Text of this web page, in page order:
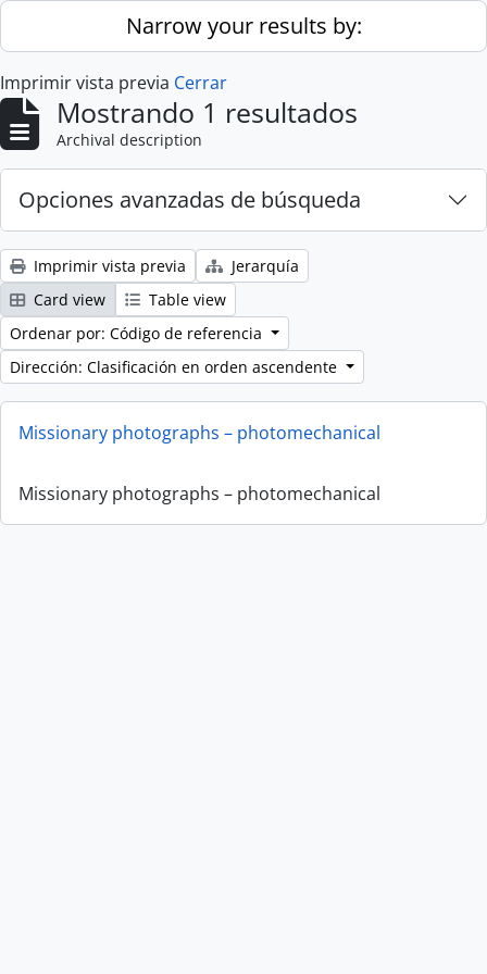
Skip to main contentNarrow your results by:
Imprimir vista previa Cerrar
Mostrando 1 resultados
Archival description
Opciones avanzadas de búsqueda
Imprimir vista previa
Jerarquía
Card view
Table view
Ordenar por: Código de referencia
Dirección: Clasificación en orden ascendente
Missionary photographs – photomechanical
Missionary photographs – photomechanical